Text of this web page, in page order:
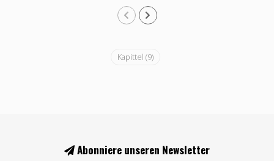
Kapittel (9)
Abonniere unseren Newsletter